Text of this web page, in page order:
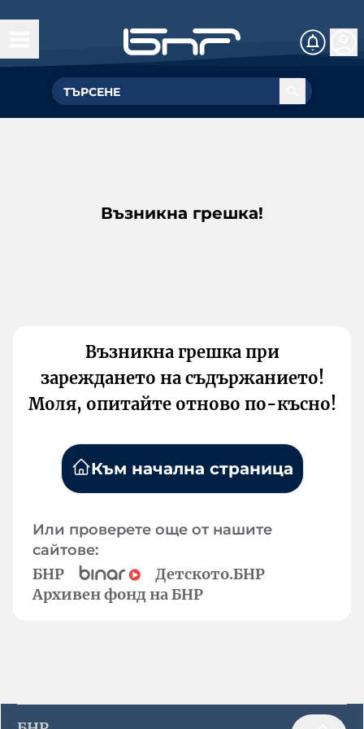
Възникна грешка!
Възникна грешка при
зареждането на съдържанието!
Моля, опитайте отново по-късно!
Към начална страница
Или проверете още от нашите
сайтове:
БНР
Детското.БНР
Архивен фонд на БНР